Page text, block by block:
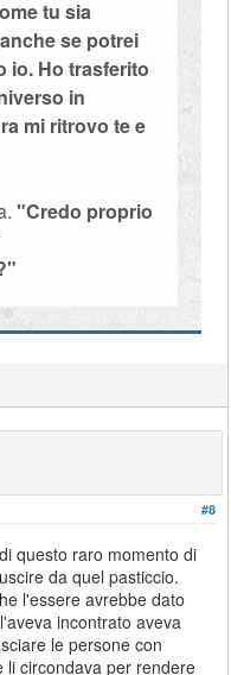
tu sia
se potrei
io. Ho trasferito
in
mi ritrovo te e
"Credo proprio
#8
questo raro momento di
da quel pasticcio.
l'essere avrebbe dato
incontrato aveva
le persone con
li circondava per rendere